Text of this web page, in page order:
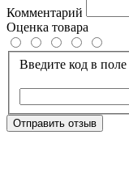
Комментарий
Оценка товара
Введите код в
Отправить отзыв